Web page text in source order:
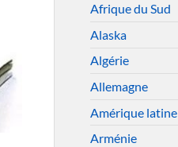
Afrique du Sud
Alaska
Algérie
Allemagne
Amérique latine
Arménie